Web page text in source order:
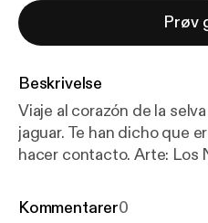
Prøv
Beskrivelse
Viaje al corazón de la
jaguar. Te han dicho que
hacer contacto. Arte: Los
sobre WWF Colombia:
Kommentarer0